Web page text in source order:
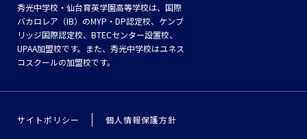
秀光中学校・仙台育英学園高等学校は、国際
バカロレア（IB）のMYP・DP認定校、ケンブ
リッジ国際認定校、BTECセンター設置校、
UPAA加盟校です。また、秀光中学校はユネス
コスクールの加盟校です。
サイトポリシー 個人情報保護方針